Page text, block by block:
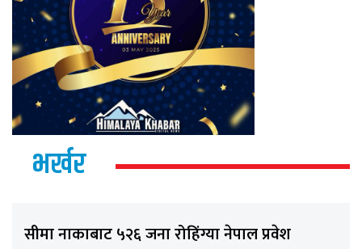
भर्खर
सीमा नाकाबाट ५२६ जना रोहिंग्या नेपाल प्रवेश